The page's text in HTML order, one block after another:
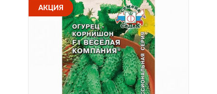
АКЦИЯ